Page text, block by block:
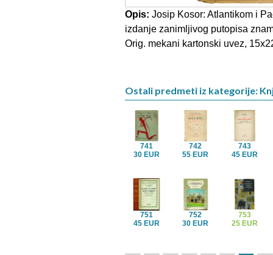
Opis: Josip Kosor: Atlantikom i
izdanje zanimljivog putopisa
Orig. mekani kartonski uvez,
Ostali predmeti iz kategorije:
741
30 EUR
742
55 EUR
743
45 EUR
751
45 EUR
752
30 EUR
753
25 EUR